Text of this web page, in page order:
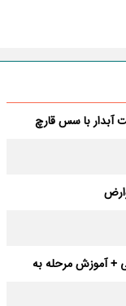
+ آموزش مرحله به